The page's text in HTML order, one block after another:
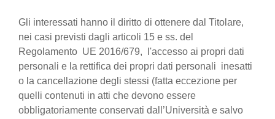
Gli interessati hanno il diritto di ottenere dal Titolare,
nei casi previsti dagli articoli 15 e ss. del
Regolamento UE 2016/679, l'accesso ai propri dati
personali e la rettifica dei propri dati personali inesatti
o la cancellazione degli stessi (fatta eccezione per
quelli contenuti in atti che devono essere
obbligatoriamente conservati dall’Università e salvo